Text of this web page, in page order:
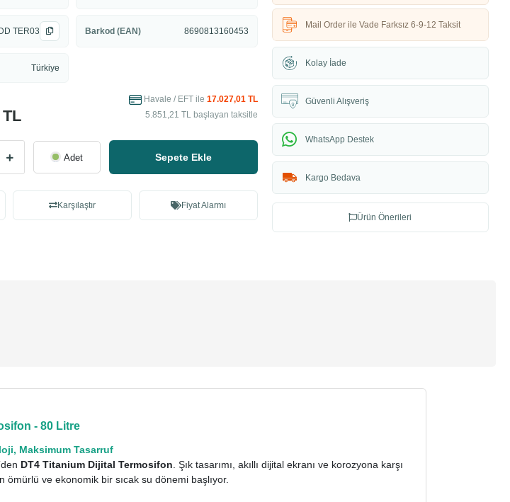
DD TER03 Barkod (EAN) 8690813160453
Türkiye
Havale / EFT ile 17.027,01 TL
5.851,21 TL başlayan taksitle
Adet Sepete Ekle
Karşılaştır Fiyat Alarmı
Mail Order ile Vade Farksız 6-9-12 Taksit
Kolay İade
Güvenli Alışveriş
WhatsApp Destek
Kargo Bedava
Ürün Önerileri
- 80 Litre
Maksimum Tasarruf
DT4 Titanium Dijital Termosifon . Şık tasarımı, akıllı dijital ekranı ve korozyona karşı
ömürlü ve ekonomik bir sıcak su dönemi başlıyor.